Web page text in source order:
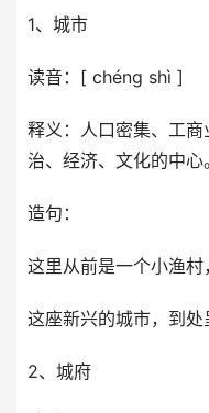
1、城市
读音：[ chéng shì ]
释义：人口密集、工
治、经济、文化的中心
造句：
这里从前是一个小渔村
这座新兴的城市，到处
2、城府